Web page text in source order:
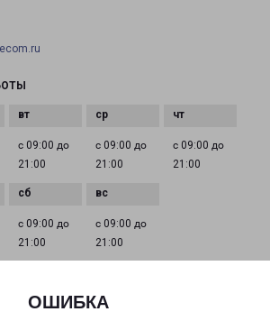
ОШИБКА
с 09:00 до
21:00
с 09:00 до
21:00
с 09:00 до
21:00
с 09:00 до
21:00
с 09:00 до
21:00